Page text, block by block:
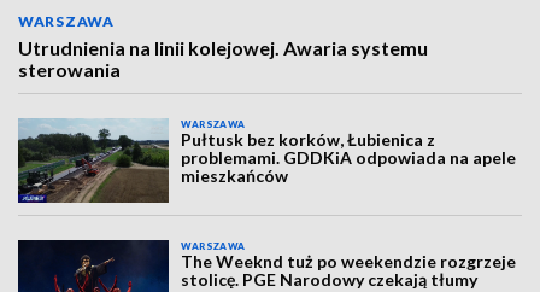
WARSZAWA
Utrudnienia na linii kolejowej. Awaria systemu
sterowania
WARSZAWA
Pułtusk bez korków, Łubienica z
problemami. GDDKiA odpowiada na apele
mieszkańców
WARSZAWA
The Weeknd tuż po weekendzie rozgrzeje
stolicę. PGE Narodowy czekają tłumy